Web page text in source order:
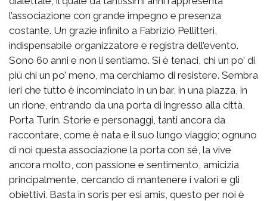
l’associazione con grande impegno e presenza
costante. Un grazie infinito a Fabrizio Pellitteri,
indispensabile organizzatore e registra dell’evento.
Sono 60 anni e non li sentiamo. Si è tenaci, chi un po’ di
più chi un po’ meno, ma cerchiamo di resistere. Sembra
ieri che tutto è incominciato in un bar, in una piazza, in
un rione, entrando da una porta di ingresso alla città,
Porta Turin. Storie e personaggi, tanti ancora da
raccontare, come è nata e il suo lungo viaggio; ognuno
di noi questa associazione la porta con sé, la vive
ancora molto, con passione e sentimento, amicizia
principalmente, cercando di mantenere i valori e gli
obiettivi. Basta in soris per esi amis, questo per noi è